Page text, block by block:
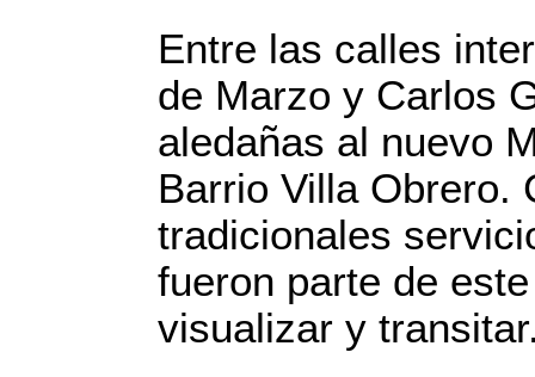
Entre las calles
de Marzo y Carlos
aledañas al nuevo
Barrio Villa Obrero.
tradicionales
fueron parte de
visualizar y